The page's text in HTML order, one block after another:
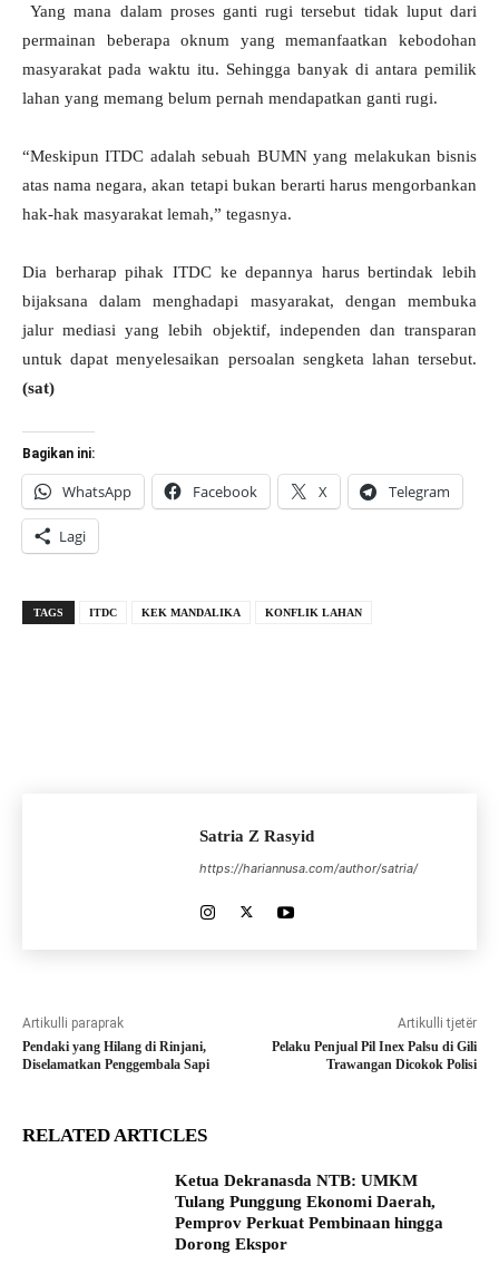
Yang mana dalam proses ganti rugi tersebut tidak luput dari
permainan beberapa oknum yang memanfaatkan kebodohan
masyarakat pada waktu itu. Sehingga banyak di antara pemilik
lahan yang memang belum pernah mendapatkan ganti rugi.
“Meskipun ITDC adalah sebuah BUMN yang melakukan bisnis
atas nama negara, akan tetapi bukan berarti harus mengorbankan
hak-hak masyarakat lemah,” tegasnya.
Dia berharap pihak ITDC ke depannya harus bertindak lebih
bijaksana dalam menghadapi masyarakat, dengan membuka
jalur mediasi yang lebih objektif, independen dan transparan
untuk dapat menyelesaikan persoalan sengketa lahan tersebut.
(sat)
Bagikan ini:
WhatsApp Facebook X Telegram
Lagi
TAGS ITDC KEK MANDALIKA KONFLIK LAHAN
Satria Z Rasyid
https://hariannusa.com/author/satria/
Artikulli paraprak
Pendaki yang Hilang di Rinjani,
Diselamatkan Penggembala Sapi
Artikulli tjetër
Pelaku Penjual Pil Inex Palsu di Gili
Trawangan Dicokok Polisi
RELATED ARTICLES
Ketua Dekranasda NTB: UMKM
Tulang Punggung Ekonomi Daerah,
Pemprov Perkuat Pembinaan hingga
Dorong Ekspor